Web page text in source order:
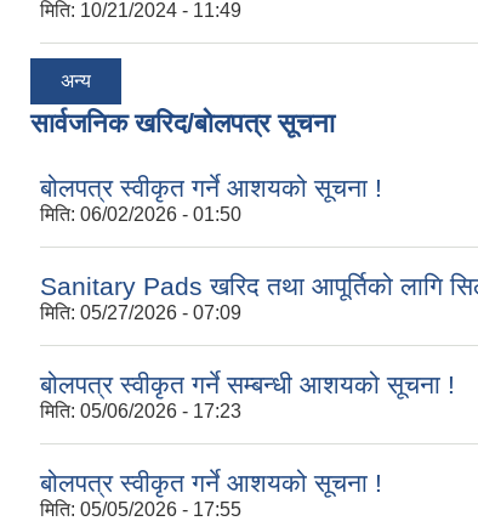
मिति: 10/21/2024 - 11:49
अन्य
सार्वजनिक खरिद/बोलपत्र सूचना
बोलपत्र स्वीकृत गर्ने आशयको सूचना !
मिति: 06/02/2026 - 01:50
Sanitary Pads खरिद तथा आपूर्तिको लागि
मिति: 05/27/2026 - 07:09
बोलपत्र स्वीकृत गर्ने सम्बन्धी आशयको सूचना !
मिति: 05/06/2026 - 17:23
बोलपत्र स्वीकृत गर्ने आशयको सूचना !
मिति: 05/05/2026 - 17:55